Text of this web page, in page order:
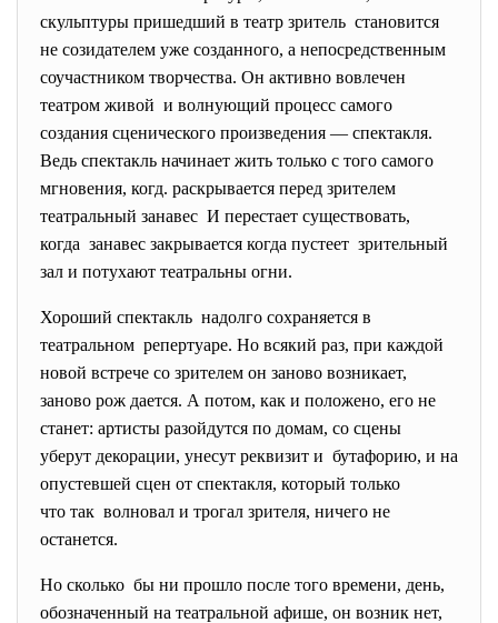
скульптуры пришедший в театр зритель становится
не созидателем уже созданного, а непосредственным
соучастником творчества. Он активно вовлечен
театром живой и волнующий процесс самого
создания сценического произведения — спектакля.
Ведь спектакль начинает жить только с того самого
мгновения, когд. раскрывается перед зрителем
театральный занавес И перестает существовать,
когда занавес закрывается когда пустеет зрительный
зал и потухают театральны огни.
Хороший спектакль надолго сохраняется в
театральном репертуаре. Но всякий раз, при каждой
новой встрече со зрителем он заново возникает,
заново рож дается. А потом, как и положено, его не
станет: артисты разойдутся по домам, со сцены
уберут декорации, унесут реквизит и бутафорию, и на
опустевшей сцен от спектакля, который только
что так волновал и трогал зрителя, ничего не
останется.
Но сколько бы ни прошло после того времени, день,
обозначенный на театральной афише, он возник нет,